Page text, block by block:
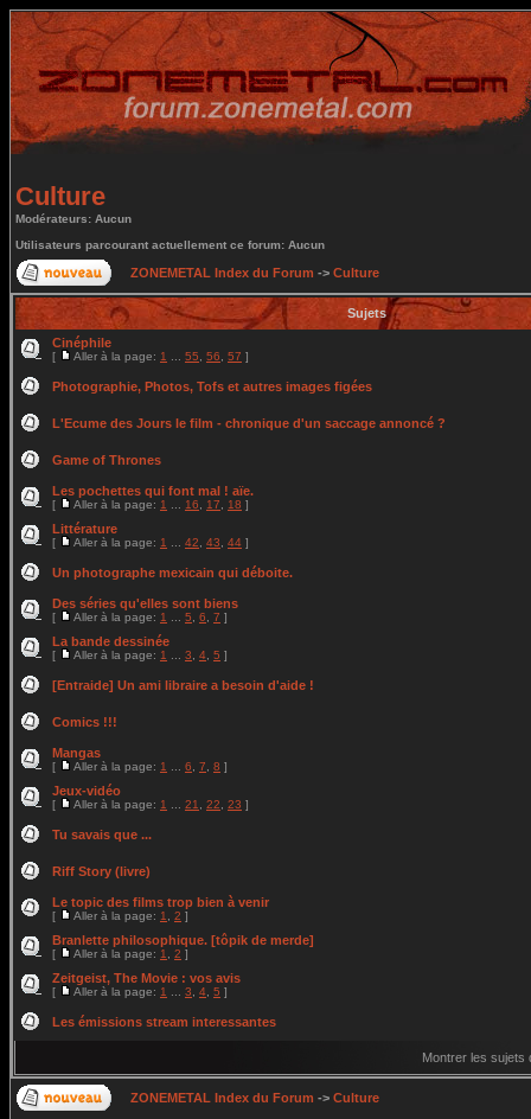
Culture
Modérateurs: Aucun
Utilisateurs parcourant actuellement ce forum: Aucun
ZONEMETAL Index du Forum -> Culture
Sujets
Cinéphile
[ Aller à la page: 1 55 56 57 ]
Photographie, Photos, Tofs et autres images figées
L'Ecume des Jours le film - chronique d'un saccage annoncé ?
Game of Thrones
Les pochettes qui font mal ! aïe.
[ Aller à la page: 1 16 17 18 ]
Littérature
[ Aller à la page: 1 42 43 44 ]
Un photographe mexicain qui déboite.
Des séries qu'elles sont biens
[ Aller à la page: 1 5 6 7 ]
La bande dessinée
[ Aller à la page: 1 3 4 5 ]
[Entraide] Un ami libraire a besoin d'aide !
Comics !!!
Mangas
[ Aller à la page: 1 6 7 8 ]
Jeux-vidéo
[ Aller à la page: 1 21 22 23 ]
Tu savais que ...
Riff Story (livre)
Le topic des films trop bien à venir
[ Aller à la page: 1 2 ]
Branlette philosophique. [tôpik de merde]
[ Aller à la page: 1 2 ]
Zeitgeist, The Movie : vos avis
[ Aller à la page: 1 3 4 5 ]
Les émissions stream interessantes
Montrer les sujets
ZONEMETAL Index du Forum -> Culture